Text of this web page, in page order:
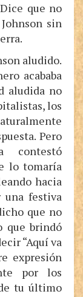
que no
sin
aludido.
acababa
aludida no
los
Pero
contestó
lo tomaría
hacia
una festiva
que no
que brindó
“Aquí va
expresión
por los
tu último